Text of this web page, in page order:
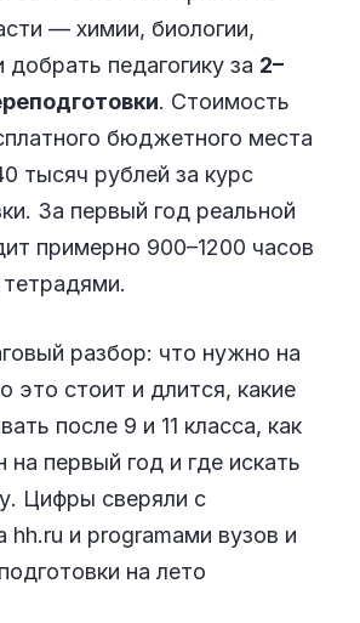
— химии, биологии,
педагогику за 2–
. Стоимость
бюджетного места
тысяч рублей за курс
За первый год реальной
примерно 900–1200 часов
разбор: что нужно на
это стоит и длится, какие
после 9 и 11 класса, как
на первый год и где искать
Цифры сверяли с
hh.ru и programами вузов и
на лето